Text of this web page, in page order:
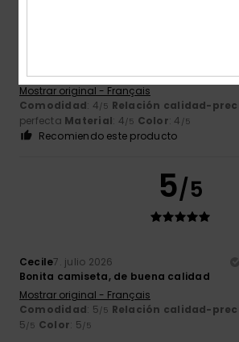
Mostrar original - Français
Comodidad: 4/5 Relación calidad-
perfecta Material: 4/5 Color: 4 /5
Recomiendo este producto
5/5
Cecile7. julio 2026
Bonita camiseta, de buena calidad
Mostrar original - Français
Comodidad: 5/5 Relación calidad-
5/5 Color: 5/5